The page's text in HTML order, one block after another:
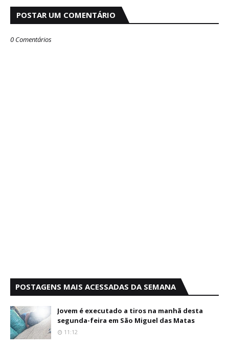
POSTAR UM COMENTÁRIO
0 Comentários
POSTAGENS MAIS ACESSADAS DA SEMANA
Jovem é executado a tiros na manhã desta
segunda-feira em São Miguel das Matas
11:12